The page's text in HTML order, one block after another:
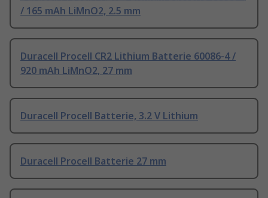
/ 165 mAh LiMnO2, 2.5 mm
Duracell Procell CR2 Lithium Batterie 60086-4 /
920 mAh LiMnO2, 27 mm
Duracell Procell Batterie, 3.2 V Lithium
Duracell Procell Batterie 27 mm